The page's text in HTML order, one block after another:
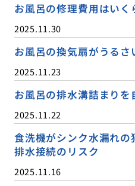
お風呂の修理費用はい
2025.11.30
お風呂の換気扇がうる
2025.11.23
お風呂の排水溝詰まり
2025.11.22
食洗機がシンク水漏れ
排水接続のリスク
2025.11.16